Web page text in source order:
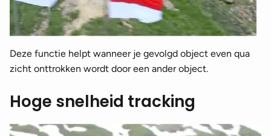
Deze functie helpt wanneer je gevolgd object even qua
zicht onttrokken wordt door een ander object.
Hoge snelheid tracking